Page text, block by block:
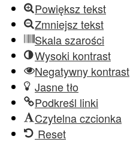
Powiększ tekst
Zmniejsz tekst
Skala szarości
Wysoki kontrast
Negatywny kontrast
Jasne tło
Podkreśl linki
Czytelna czcionka
Reset